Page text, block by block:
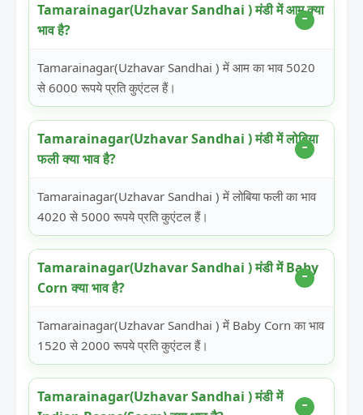
Tamarainagar(Uzhavar Sandhai ) मंडी में आम क्या
भाव है?
Tamarainagar(Uzhavar Sandhai ) में आम का भाव 5020
से 6000 रूपये प्रति कुएंटल हैं।
Tamarainagar(Uzhavar Sandhai ) मंडी में लोबिया
फली क्या भाव है?
Tamarainagar(Uzhavar Sandhai ) में लोबिया फली का भाव
4020 से 5000 रूपये प्रति कुएंटल हैं।
Tamarainagar(Uzhavar Sandhai ) मंडी में Baby
Corn क्या भाव है?
Tamarainagar(Uzhavar Sandhai ) में Baby Corn का भाव
1520 से 2000 रूपये प्रति कुएंटल हैं।
Tamarainagar(Uzhavar Sandhai ) मंडी में